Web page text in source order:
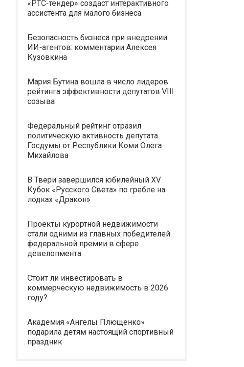
«РТС-тендер» создаст интерактивного
ассистента для малого бизнеса
Безопасность бизнеса при внедрении
ИИ-агентов: комментарии Алексея
Кузовкина
Мария Бутина вошла в число лидеров
рейтинга эффективности депутатов VIII
созыва
Федеральный рейтинг отразил
политическую активность депутата
Госдумы от Республики Коми Олега
Михайлова
В Твери завершился юбилейный XV
Кубок «Русского Света» по гребле на
лодках «Дракон»
Проекты курортной недвижимости
стали одними из главных победителей
федеральной премии в сфере
девелопмента
Стоит ли инвестировать в
коммерческую недвижимость в 2026
году?
Академия «Ангелы Плющенко»
подарила детям настоящий спортивный
праздник